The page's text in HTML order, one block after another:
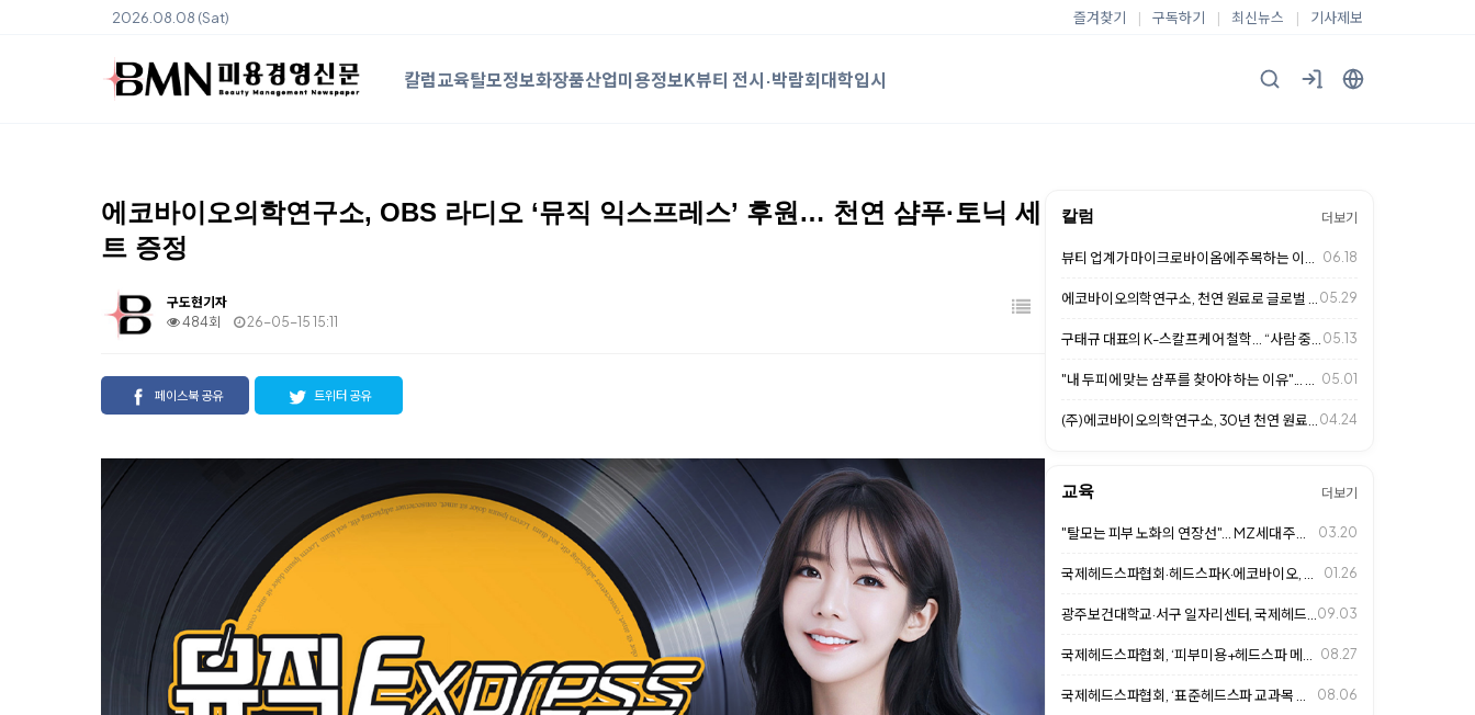
2026.08.08 (Sat) 즐겨찾기 | 구독하기 | 최신뉴스 | 기사제보
칼럼교육탈모정보화장품산업미용정보K뷰티 전시·박람회대학입시
에코바이오의학연구소, OBS 라디오 ‘뮤직 익스프레스’ 후원… 천연 샴푸·토닉 세
트 증정
구도현기자
484회
26-05-15 15:11
페이스북 공유 트위터 공유
칼럼 더보기
06.18
05.29
05.13
05.01
04.24
교육 더보기
03.20
01.26
09.03
08.27
08.06